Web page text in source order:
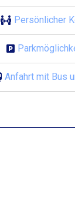
Persönlicher
Anfahrt mit Bus